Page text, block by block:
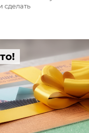
сделать